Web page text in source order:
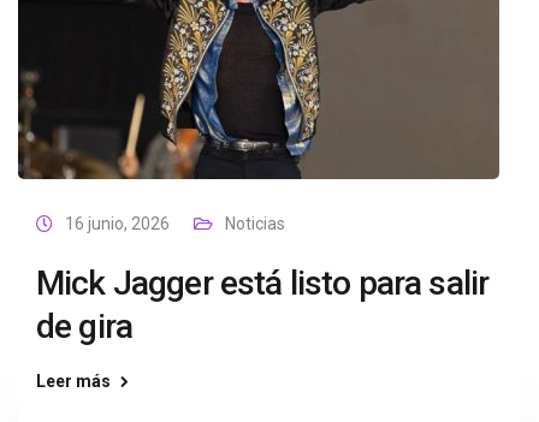
16 junio, 2026 Noticias
Mick Jagger está listo para salir
de gira
Leer más